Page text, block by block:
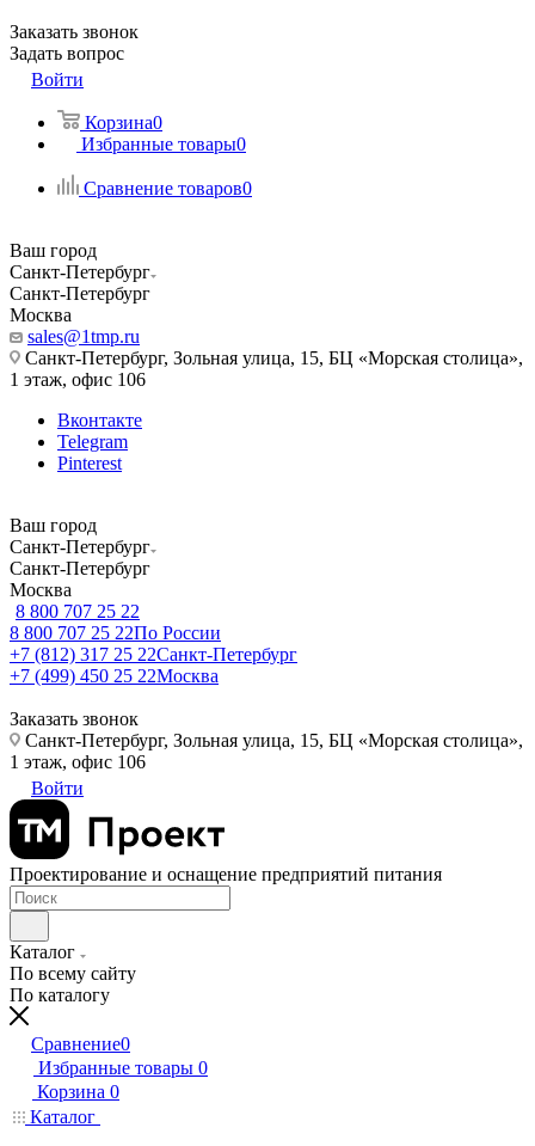
Заказать звонок
Задать вопрос
Войти
Корзина0
Избранные товары0
Сравнение товаров0
Ваш город
Санкт-Петербург
Санкт-Петербург
Москва
sales@1tmp.ru
Санкт-Петербург, Зольная улица, 15, БЦ «Морская столица»,
1 этаж, офис 106
Вконтакте
Telegram
Pinterest
Ваш город
Санкт-Петербург
Санкт-Петербург
Москва
8 800 707 25 22
8 800 707 25 22По России
+7 (812) 317 25 22Санкт-Петербург
+7 (499) 450 25 22Москва
Заказать звонок
Санкт-Петербург, Зольная улица, 15, БЦ «Морская столица»,
1 этаж, офис 106
Войти
Проектирование и оснащение предприятий питания
Каталог
По всему сайту
По каталогу
Сравнение0
Избранные товары 0
Корзина 0
Каталог